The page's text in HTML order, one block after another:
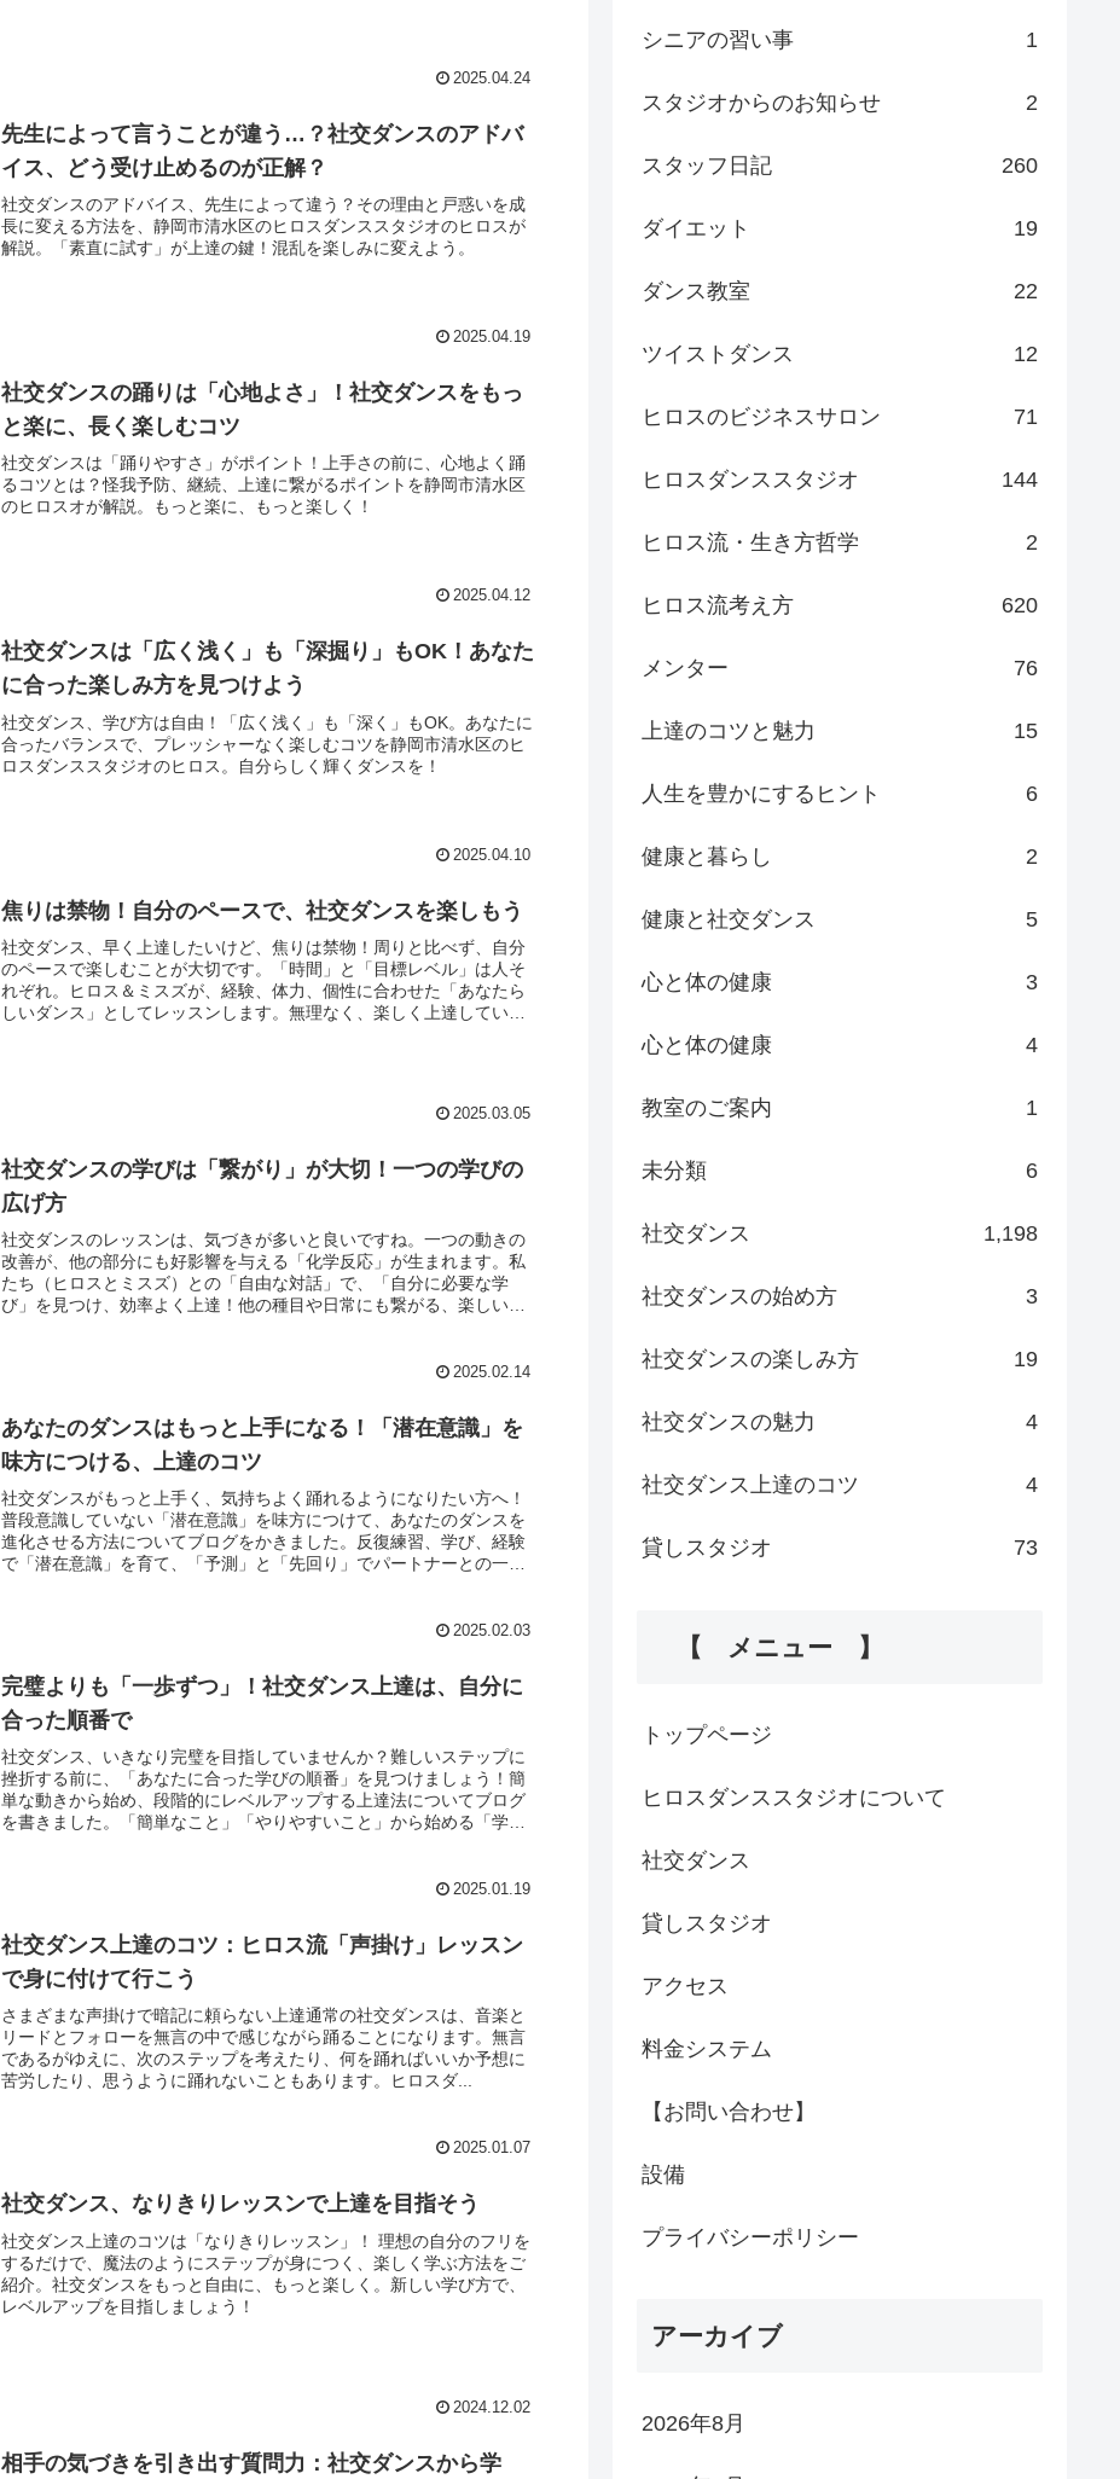
2025.04.24
先生によって言うことが違う…？社交ダンスのアドバ
イス、どう受け止めるのが正解？
社交ダンスのアドバイス、先生によって違う？その理由と戸惑いを成
長に変える方法を、静岡市清水区のヒロスダンススタジオのヒロスが
解説。「素直に試す」が上達の鍵！混乱を楽しみに変えよう。
2025.04.19
社交ダンスの踊りは「心地よさ」！社交ダンスをもっ
と楽に、長く楽しむコツ
社交ダンスは「踊りやすさ」がポイント！上手さの前に、心地よく踊
るコツとは？怪我予防、継続、上達に繋がるポイントを静岡市清水区
のヒロスオが解説。もっと楽に、もっと楽しく！
2025.04.12
社交ダンスは「広く浅く」も「深掘り」もOK！あなた
に合った楽しみ方を見つけよう
社交ダンス、学び方は自由！「広く浅く」も「深く」もOK。あなたに
合ったバランスで、プレッシャーなく楽しむコツを静岡市清水区のヒ
ロスダンススタジオのヒロス。自分らしく輝くダンスを！
2025.04.10
焦りは禁物！自分のペースで、社交ダンスを楽しもう
社交ダンス、早く上達したいけど、焦りは禁物！周りと比べず、自分
のペースで楽しむことが大切です。「時間」と「目標レベル」は人そ
れぞれ。ヒロス＆ミスズが、経験、体力、個性に合わせた「あなたら
しいダンス」としてレッスンします。無理なく、楽しく上達していき
2025.03.05
社交ダンスの学びは「繋がり」が大切！一つの学びの
広げ方
社交ダンスのレッスンは、気づきが多いと良いですね。一つの動きの
改善が、他の部分にも好影響を与える「化学反応」が生まれます。私
たち（ヒロスとミスズ）との「自由な対話」で、「自分に必要な学
び」を見つけ、効率よく上達！他の種目や日常にも繋がる、楽しい学
2025.02.14
あなたのダンスはもっと上手になる！「潜在意識」を
味方につける、上達のコツ
社交ダンスがもっと上手く、気持ちよく踊れるようになりたい方へ！
普段意識していない「潜在意識」を味方につけて、あなたのダンスを
進化させる方法についてブログをかきました。反復練習、学び、経験
で「潜在意識」を育て、「予測」と「先回り」でパートナーとの一体
2025.02.03
完璧よりも「一歩ずつ」！社交ダンス上達は、自分に
合った順番で
社交ダンス、いきなり完璧を目指していませんか？難しいステップに
挫折する前に、「あなたに合った学びの順番」を見つけましょう！簡
単な動きから始め、段階的にレベルアップする上達法についてブログ
を書きました。「簡単なこと」「やりやすいこと」から始める「学び
2025.01.19
社交ダンス上達のコツ：ヒロス流「声掛け」レッスン
で身に付けて行こう
さまざまな声掛けで暗記に頼らない上達通常の社交ダンスは、音楽と
リードとフォローを無言の中で感じながら踊ることになります。無言
であるがゆえに、次のステップを考えたり、何を踊ればいいか予想に
苦労したり、思うように踊れないこともあります。ヒロスダ...
2025.01.07
社交ダンス、なりきりレッスンで上達を目指そう
社交ダンス上達のコツは「なりきりレッスン」！ 理想の自分のフリを
するだけで、魔法のようにステップが身につく、楽しく学ぶ方法をご
紹介。社交ダンスをもっと自由に、もっと楽しく。新しい学び方で、
レベルアップを目指しましょう！
2024.12.02
相手の気づきを引き出す質問力：社交ダンスから学
シニアの習い事 1
スタジオからのお知らせ 2
スタッフ日記 260
ダイエット 19
ダンス教室 22
ツイストダンス 12
ヒロスのビジネスサロン 71
ヒロスダンススタジオ 144
ヒロス流・生き方哲学 2
ヒロス流考え方 620
メンター 76
上達のコツと魅力 15
人生を豊かにするヒント 6
健康と暮らし 2
健康と社交ダンス 5
心と体の健康 3
心と体の健康 4
教室のご案内 1
未分類 6
社交ダンス 1,198
社交ダンスの始め方 3
社交ダンスの楽しみ方 19
社交ダンスの魅力 4
社交ダンス上達のコツ 4
貸しスタジオ 73
【 メニュー 】
トップページ
ヒロスダンススタジオについて
社交ダンス
貸しスタジオ
アクセス
料金システム
【お問い合わせ】
設備
プライバシーポリシー
アーカイブ
2026年8月